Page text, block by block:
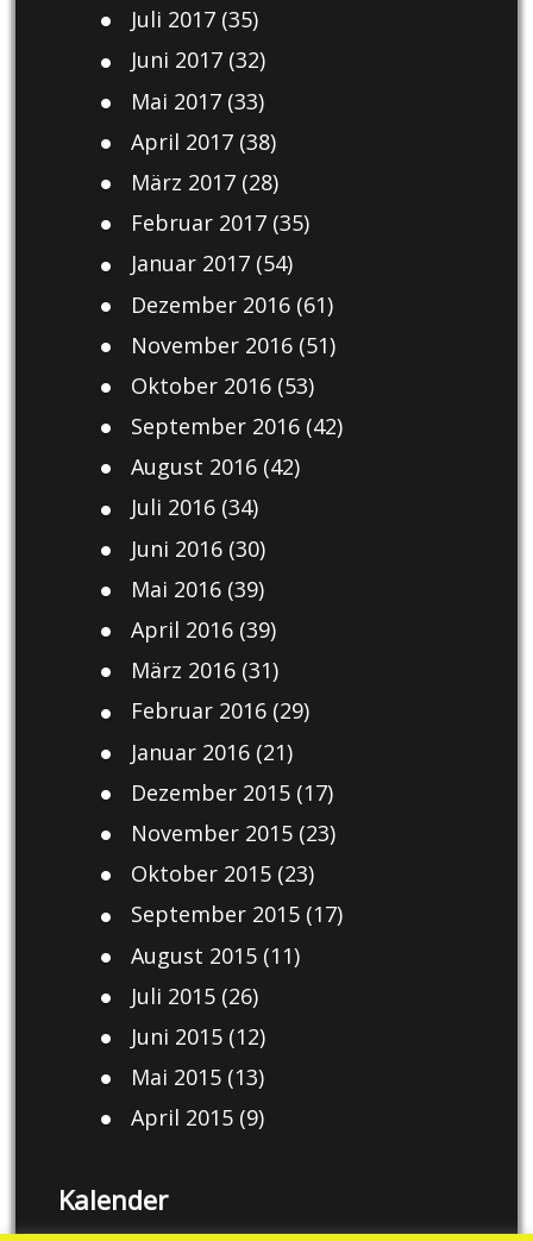
Juli 2017(35)
Juni 2017(32)
Mai 2017(33)
April 2017(38)
März 2017(28)
Februar 2017(35)
Januar 2017(54)
Dezember 2016(61)
November 2016(51)
Oktober 2016(53)
September 2016(42)
August 2016(42)
Juli 2016(34)
Juni 2016(30)
Mai 2016(39)
April 2016(39)
März 2016(31)
Februar 2016(29)
Januar 2016(21)
Dezember 2015(17)
November 2015(23)
Oktober 2015(23)
September 2015(17)
August 2015(11)
Juli 2015(26)
Juni 2015(12)
Mai 2015(13)
April 2015(9)
Kalender